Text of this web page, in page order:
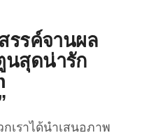
รรค์จานผล
นสุดน่ารัก
เราได้นำเสนอภาพ